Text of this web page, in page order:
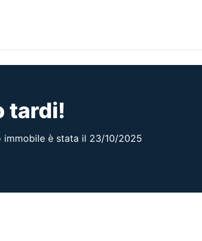
tardi!
immobile è stata il 23/10/2025